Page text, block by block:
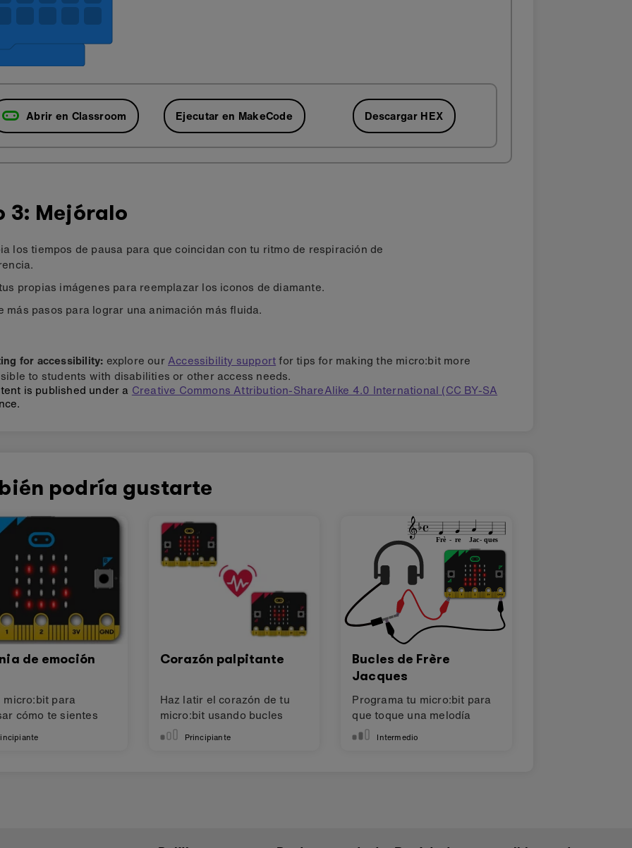
Abrir en Classroom Ejecutar en MakeCode Descargar HEX
3: Mejóralo
los tiempos de pausa para que coincidan con tu ritmo de respiración de
propias imágenes para reemplazar los iconos de diamante.
más pasos para lograr una animación más fluida.
for accessibility: explore ourAccessibility supportfor tips for making the micro:bit more
to students with disabilities or other access needs.
is published under a Creative Commons Attribution-ShareAlike 4.0 International (CC BY-SA
podría gustarte
de emoción
micro:bit para
cómo te sientes
Corazón palpitante
Haz latir el corazón de tu
micro:bit usando bucles
Principiante
Bucles de Frère
Jacques
Programa tu micro:bit para
que toque una melodía
Intermedio